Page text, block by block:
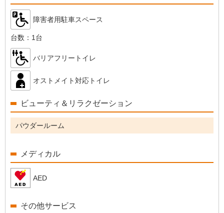
障害者用駐車スペース
台数： 1台
バリアフリートイレ
オストメイト対応トイレ
ビューティ＆リラクゼーション
パウダールーム
メディカル
AED
その他サービス